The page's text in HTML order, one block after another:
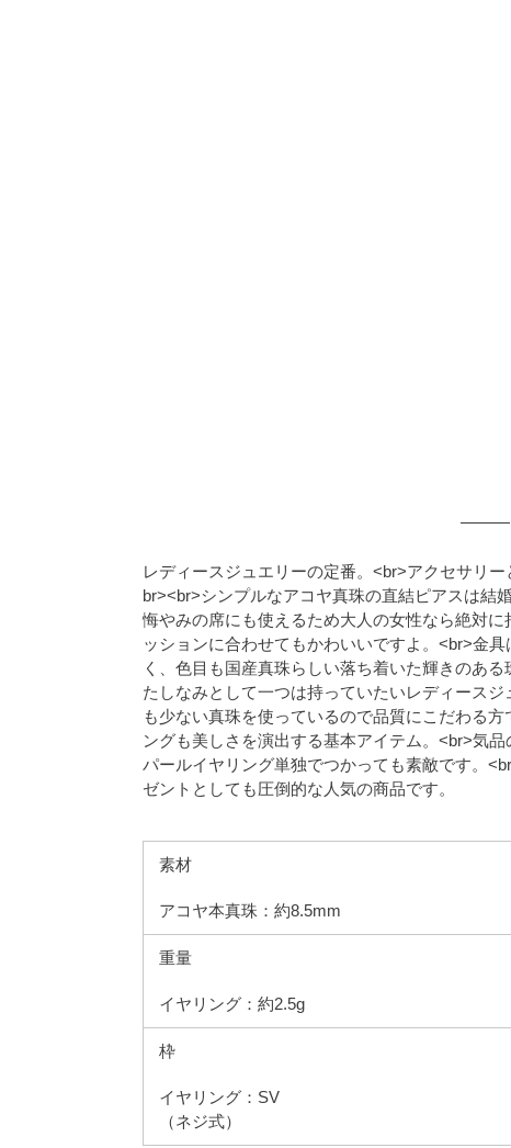
レディースジュエリーの定番。<br>アクセサリ
br><br>シンプルなアコヤ真珠の直結ピアスは結
悔やみの席にも使えるため大人の女性なら絶対
ッションに合わせてもかわいいですよ。<br>金
く、色目も国産真珠らしい落ち着いた輝きのあ
たしなみとして一つは持っていたいレディース
も少ない真珠を使っているので品質にこだわる
ングも美しさを演出する基本アイテム。<br>気
パールイヤリング単独でつかっても素敵です。
ゼントとしても圧倒的な人気の商品です。
素材
アコヤ本真珠：約8.5mm
重量
イヤリング：約2.5g
枠
イヤリング：SV
（ネジ式）